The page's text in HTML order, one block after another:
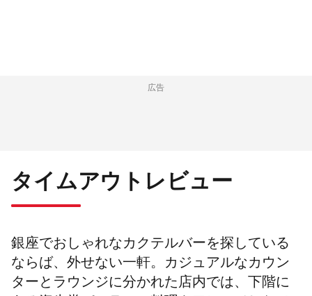
広告
タイムアウトレビュー
銀座でおしゃれなカクテルバーを探している
ならば、外せない一軒。カジュアルなカウン
ターとラウンジに分かれた店内では、下階に